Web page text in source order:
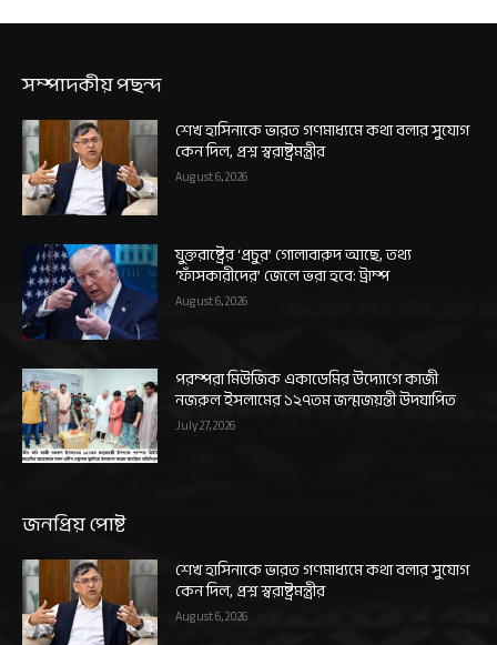
সম্পাদকীয় পছন্দ
শেখ হাসিনাকে ভারত গণমাধ্যমে কথা বলার সুযোগ
কেন দিল, প্রশ্ন স্বরাষ্ট্রমন্ত্রীর
August 6, 2026
যুক্তরাষ্ট্রের ‘প্রচুর’ গোলাবারুদ আছে, তথ্য
‘ফাঁসকারীদের’ জেলে ভরা হবে: ট্রাম্প
August 6, 2026
পরম্পরা মিউজিক একাডেমির উদ্যোগে কাজী
নজরুল ইসলামের ১২৭তম জন্মজয়ন্তী উদযাপিত
July 27, 2026
জনপ্রিয় পোষ্ট
শেখ হাসিনাকে ভারত গণমাধ্যমে কথা বলার সুযোগ
কেন দিল, প্রশ্ন স্বরাষ্ট্রমন্ত্রীর
August 6, 2026